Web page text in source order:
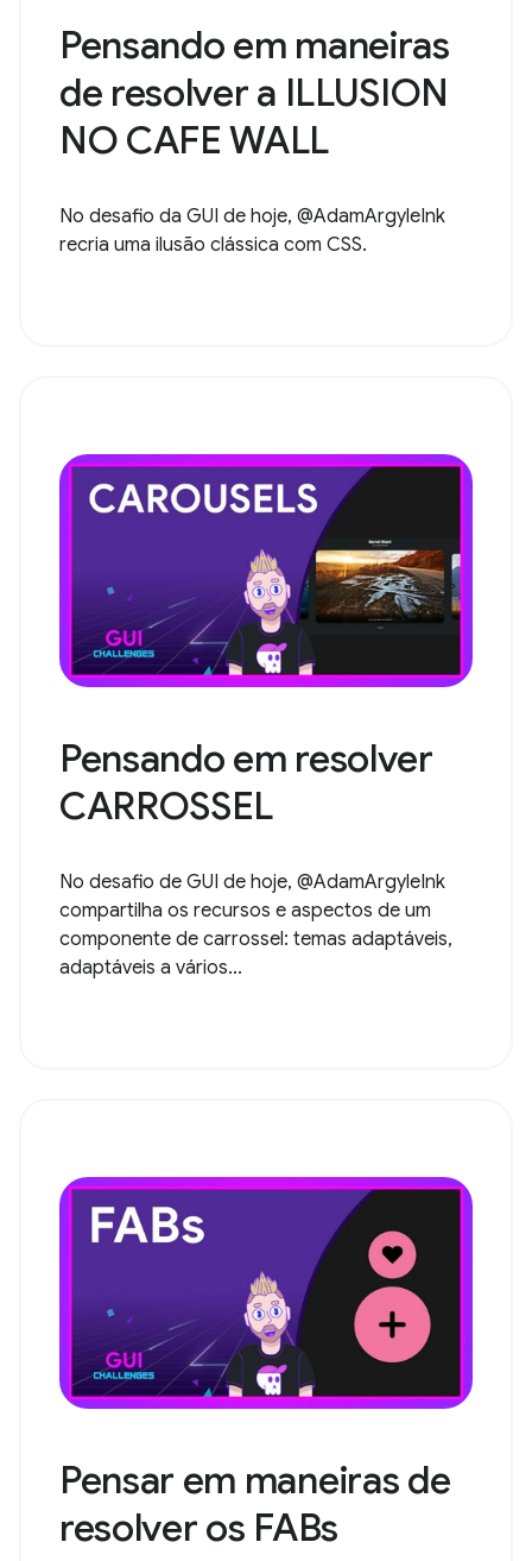
Pensando em maneiras
de resolver a ILLUSION
NO CAFE WALL
No desafio da GUI de hoje, @AdamArgyleInk
recria uma ilusão clássica com CSS.
Pensando em resolver
CARROSSEL
No desafio de GUI de hoje, @AdamArgyleInk
compartilha os recursos e aspectos de um
componente de carrossel: temas adaptáveis,
adaptáveis a vários...
Pensar em maneiras de
resolver os FABs